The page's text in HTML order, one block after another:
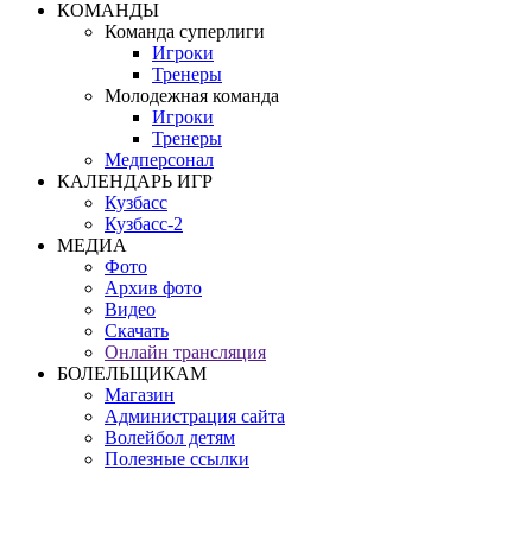
КОМАНДЫ
Команда суперлиги
Игроки
Тренеры
Молодежная команда
Игроки
Тренеры
Медперсонал
КАЛЕНДАРЬ ИГР
Кузбасс
Кузбасс-2
МЕДИА
Фото
Архив фото
Видео
Скачать
Онлайн трансляция
БОЛЕЛЬЩИКАМ
Магазин
Администрация сайта
Волейбол детям
Полезные ссылки